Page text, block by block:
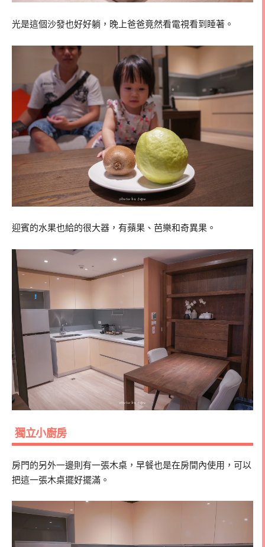
光是這個沙發也好好躺，晚上爸爸竟然看電視看到睡著。
迎賓的水果也給的很大器，有蘋果、芭樂和奇異果。
獨立小廚房
房門的另外一邊則有一張木桌，早餐也是在房間內使用，可以
把這一張木桌擺好擺滿。